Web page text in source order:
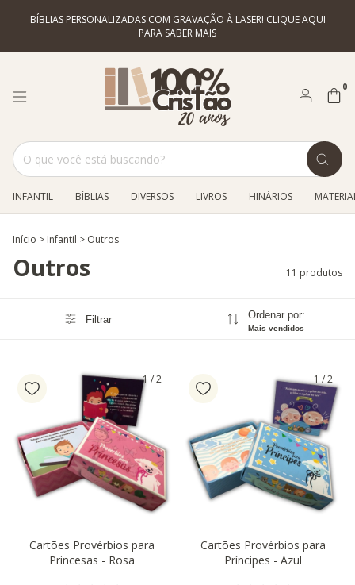
BÍBLIAS PERSONALIZADAS COM GRAVAÇÃO À LASER! CLIQUE AQUI
PARA SABER MAIS
0
INFANTIL BÍBLIAS DIVERSOS LIVROS HINÁRIOS
Início > Infantil > Outros
Outros 11 produtos
Filtrar Ordenar por:
Mais vendidos
1 /2
Cartões Provérbios para
Princesas - Rosa
1 /2
Cartões Provérbios para
Príncipes - Azul